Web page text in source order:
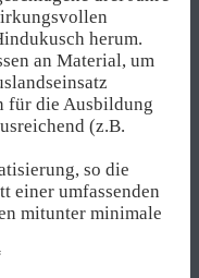
herum.
an Material, um
für die Ausbildung
(z.B.
so die
einer umfassenden
mitunter minimale